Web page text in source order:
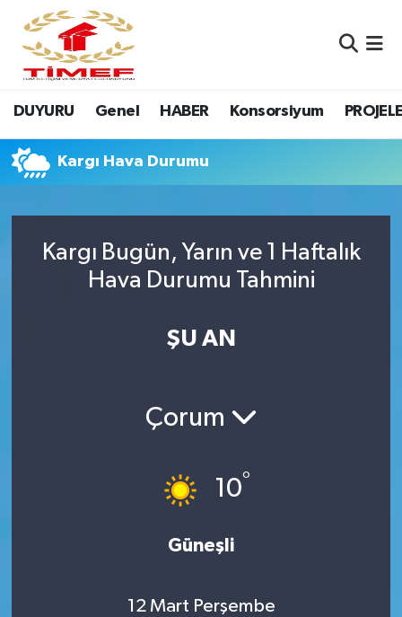
DUYURU Genel HABER Konsorsiyum
Kargı Hava Durumu
Kargı Bugün, Yarın ve 1 Haftalık
Hava Durumu Tahmini
ŞU AN
Çorum
10°
Güneşli
12 Mart Perşembe
Anasayfa Kutu
Anasayfa Manşet
Canlı Yayın
Erasmus
Nöbetçi Eczaneler
Hava Durumu
Namaz Vakitleri
Süper Lig Puan Durumu ve Fikstür
Son Dakika Haberleri